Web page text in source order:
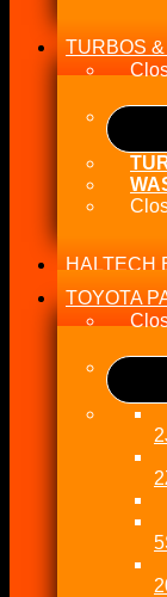
TURBOS
HALTECH
TOYOTA